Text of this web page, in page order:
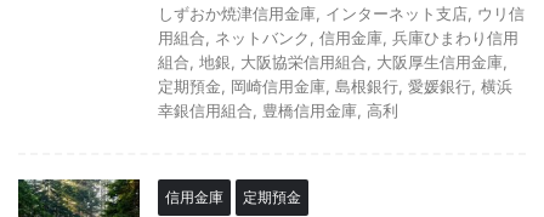
しずおか焼津信用金庫 インターネット支店 ウリ信
用組合
ネットバンク 信用金庫 兵庫ひまわり信用
組合 地銀 大阪協栄信用組合 大阪厚生信用金庫
定期預金
岡崎信用金庫 島根銀行 愛媛銀行 横浜
幸銀信用組合
豊橋信用金庫 高利
信用金庫 定期預金